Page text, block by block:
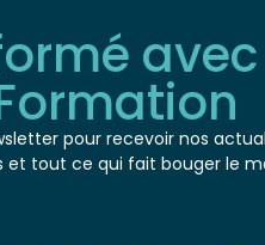
avec
pour recevoir nos
et tout ce qui fait bouger le